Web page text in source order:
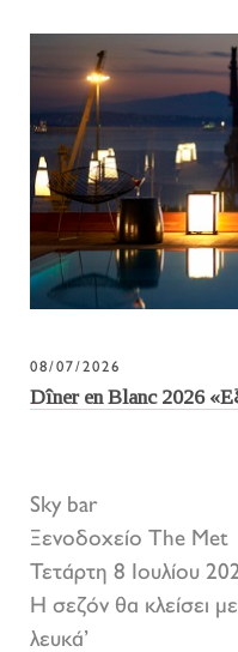
08/07/2026
Dîner en Blanc 2026
Sky bar
Ξενοδοχείο The Met
Τετάρτη 8 Ιουλίου
Η σεζόν θα κλείσει
λευκά’